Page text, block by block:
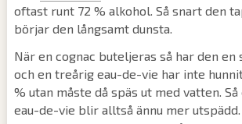
oftast runt 72 % alkohol. Så snart den
börjar den långsamt dunsta.
När en cognac buteljeras så har den en
och en treårig eau-de-vie har inte
% utan måste då späs ut med vatten.
eau-de-vie blir alltså ännu mer